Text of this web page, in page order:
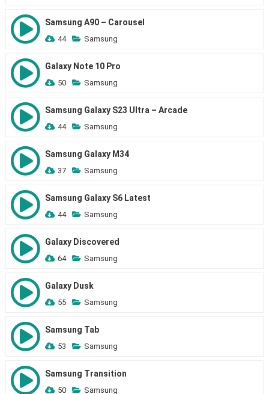
Samsung A90 – Carousel
44 Samsung
Galaxy Note 10 Pro
50 Samsung
Samsung Galaxy S23 Ultra – Arcade
44 Samsung
Samsung Galaxy M34
37 Samsung
Samsung Galaxy S6 Latest
44 Samsung
Galaxy Discovered
64 Samsung
Galaxy Dusk
55 Samsung
Samsung Tab
53 Samsung
Samsung Transition
50 Samsung